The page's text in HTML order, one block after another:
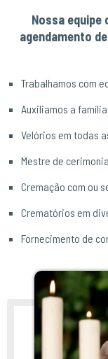
Nossa equipe
agendamento
Trabalhamos com
Auxiliamos a
Velórios em todas
Mestre de
Cremação com ou
Crematórios em
Fornecimento de